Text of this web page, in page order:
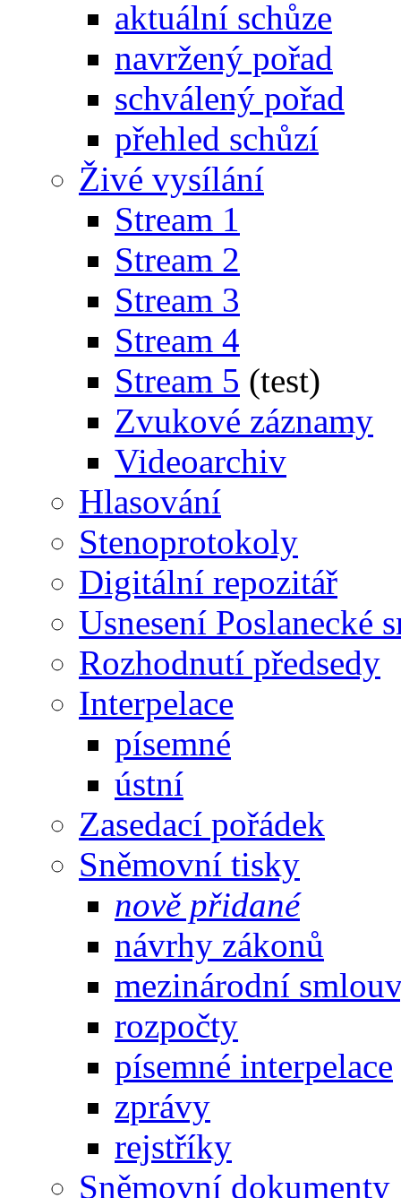
aktuální schůze
navržený pořad
schválený pořad
přehled schůzí
Živé vysílání
Stream 1
Stream 2
Stream 3
Stream 4
Stream 5 (test)
Zvukové záznamy
Videoarchiv
Hlasování
Stenoprotokoly
Digitální repozitář
Usnesení Poslanecké
Rozhodnutí předsedy
Interpelace
písemné
ústní
Zasedací pořádek
Sněmovní tisky
nově přidané
návrhy zákonů
mezinárodní
rozpočty
písemné interpelace
zprávy
rejstříky
Sněmovní dokumenty